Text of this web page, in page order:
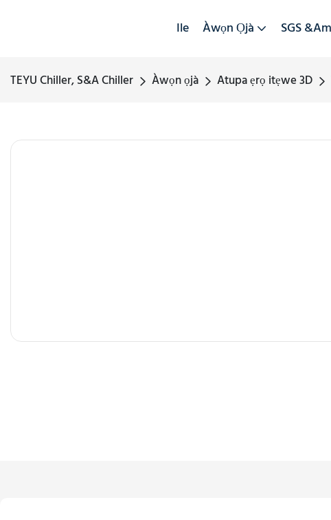
Ile Àwọn Ọjà SGS
TEYU Chiller, S&A Chiller Àwọn ọjà Atupa ẹrọ itẹwe 3D